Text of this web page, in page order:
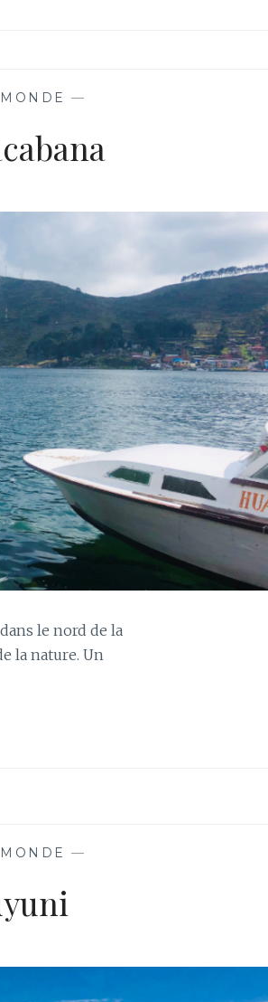
—
le nord de la
la nature. Un
—